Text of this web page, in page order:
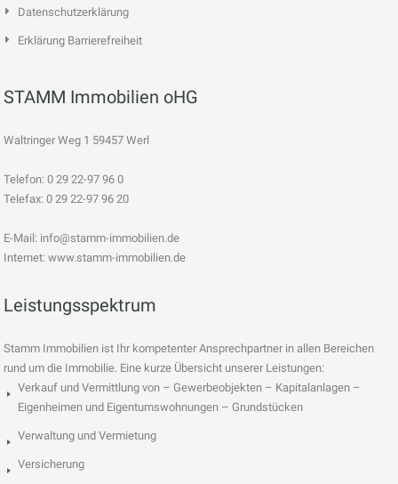
Datenschutzerklärung
Erklärung Barrierefreiheit
STAMM Immobilien oHG
Waltringer Weg 1 59457 Werl
Telefon: 0 29 22-97 96 0
Telefax: 0 29 22-97 96 20
E-Mail: info@stamm-immobilien.de
Internet: www.stamm-immobilien.de
Leistungsspektrum
Stamm Immobilien ist Ihr kompetenter Ansprechpartner in allen Bereichen
rund um die Immobilie. Eine kurze Übersicht unserer Leistungen:
Verkauf und Vermittlung von – Gewerbeobjekten – Kapitalanlagen –
Eigenheimen und Eigentumswohnungen – Grundstücken
Verwaltung und Vermietung
Versicherung